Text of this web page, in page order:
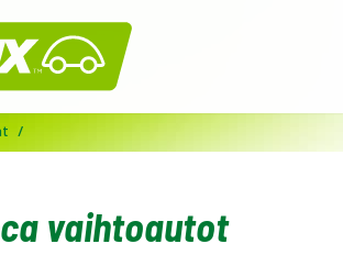
/
vaihtoautot